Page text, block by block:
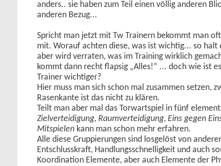
anders.. sie haben zum Teil einen völlig anderen
anderen Bezug...
Spricht man jetzt mit Tw Trainern bekommt man
mit. Worauf achten diese, was ist wichtig... so halt
aber wird verraten, was im Training wirklich
kommt dann recht flapsig „Alles!“ ... doch wie ist
Trainer wichtiger?
Hier muss man sich schon mal zusammen setzen,
Rasenkante ist das nicht zu klären.
Teilt man aber mal das Torwartspiel in fünf
Zielverteidigung, Raumverteidigung, Eins gegen
Mitspielen kann man schon mehr erfahren.
Alle diese Gruppierungen sind losgelöst von
Entschlusskraft, Handlungsschnelligkeit und auch
Koordination Elemente, aber auch Elemente der